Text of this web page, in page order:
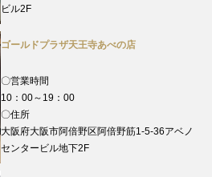
ビル2F
ゴールドプラザ天王寺あべの店
〇営業時間
10：00～19：00
〇住所
大阪府大阪市阿倍野区阿倍野筋1-5-36アベノ
センタービル地下2F